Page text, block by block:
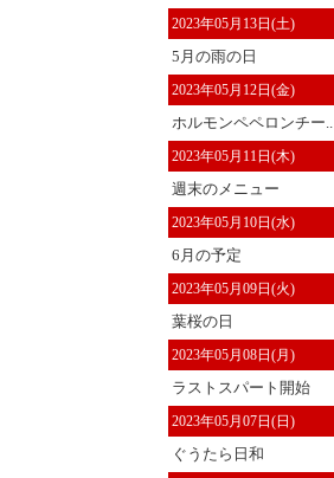
2023年05月13日(土)
5月の雨の日
2023年05月12日(金)
ホルモンペペロンチー..
2023年05月11日(木)
週末のメニュー
2023年05月10日(水)
6月の予定
2023年05月09日(火)
葉桜の日
2023年05月08日(月)
ラストスパート開始
2023年05月07日(日)
ぐうたら日和